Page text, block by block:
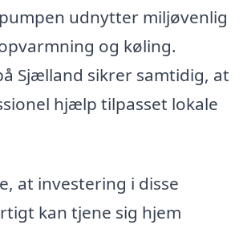
udnytter miljøvenlig
og køling.
Sjælland sikrer samtidig, at
hjælp tilpasset lokale
at investering i disse
kan tjene sig hjem